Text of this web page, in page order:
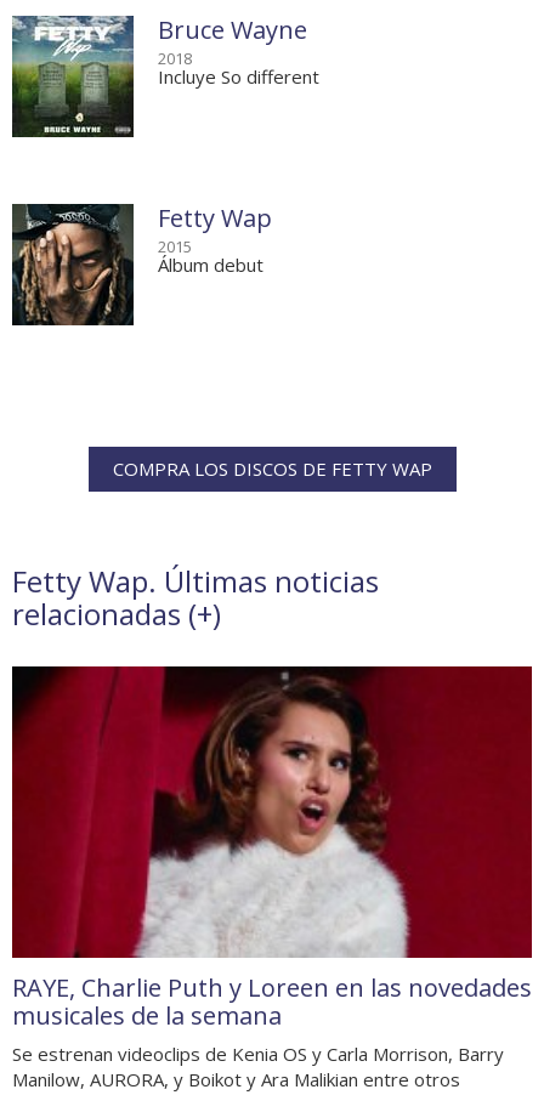
Bruce Wayne
2018
Incluye So different
Fetty Wap
2015
Álbum debut
COMPRA LOS DISCOS DE FETTY WAP
Fetty Wap. Últimas noticias
relacionadas (+)
RAYE, Charlie Puth y Loreen en las novedades
musicales de la semana
Se estrenan videoclips de Kenia OS y Carla Morrison, Barry
Manilow, AURORA, y Boikot y Ara Malikian entre otros